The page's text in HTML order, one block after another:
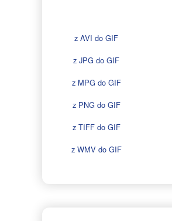
z AVI do GIF
z JPG do GIF
z MPG do GIF
z PNG do GIF
z TIFF do GIF
z WMV do GIF